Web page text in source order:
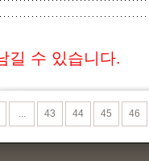
길 수 있습니다.
... 43 44 45 46